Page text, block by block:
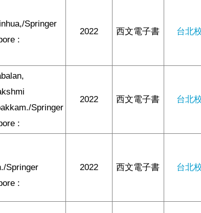
Springer
:
2022 西文電子書 台北
Springer
:
2022 西文電子書 台北
Springer
:
2022 西文電子書 台北